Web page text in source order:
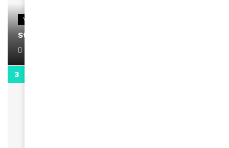
VIDEOS
Stacy passe un message